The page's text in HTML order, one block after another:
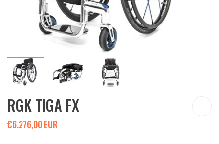
RGK TIGA FX
€6.276,00 EUR